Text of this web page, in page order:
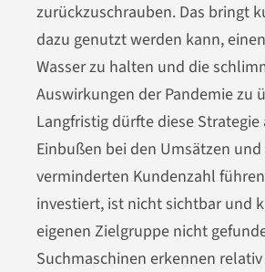
zurückzuschrauben. Das bringt
dazu genutzt werden kann,
Wasser zu halten und die
Auswirkungen der Pandemie zu
Langfristig dürfte diese
Einbußen bei den Umsätzen
verminderten Kundenzahl
investiert, ist nicht sichtbar und
eigenen Zielgruppe nicht
Suchmaschinen erkennen